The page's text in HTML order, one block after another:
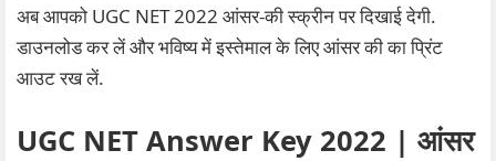
अब आपको UGC NET 2022 आंसर-की स्क्रीन पर दिखाई देगी.
डाउनलोड कर लें और भविष्य में इस्तेमाल के लिए आंसर की का प्रिंट
आउट रख लें.
UGC NET Answer Key 2022 | आंसर